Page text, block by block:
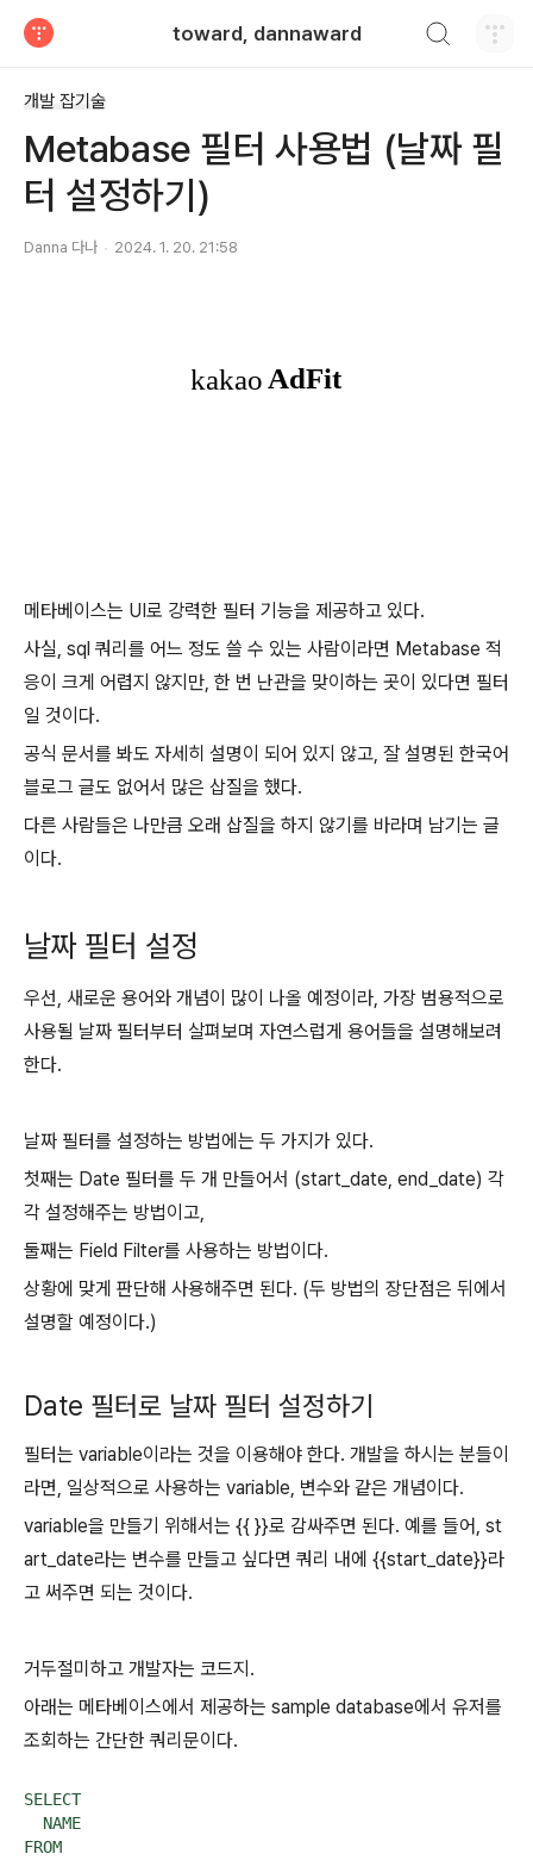
toward, dannaward
개발 잡기술
Metabase 필터 사용법 (날짜 필
터 설정하기)
Danna 다나 2024. 1. 20. 21:58
메타베이스는 UI로 강력한 필터 기능을 제공하고 있다.
사실, sql 쿼리를 어느 정도 쓸 수 있는 사람이라면 Metabase 적
응이 크게 어렵지 않지만, 한 번 난관을 맞이하는 곳이 있다면 필터
일 것이다.
공식 문서를 봐도 자세히 설명이 되어 있지 않고, 잘 설명된 한국어
블로그 글도 없어서 많은 삽질을 했다.
다른 사람들은 나만큼 오래 삽질을 하지 않기를 바라며 남기는 글
이다.
날짜 필터 설정
우선, 새로운 용어와 개념이 많이 나올 예정이라, 가장 범용적으로
사용될 날짜 필터부터 살펴보며 자연스럽게 용어들을 설명해보려
한다.
날짜 필터를 설정하는 방법에는 두 가지가 있다.
첫째는 Date 필터를 두 개 만들어서 (start_date, end_date) 각
각 설정해주는 방법이고,
둘째는 Field Filter를 사용하는 방법이다.
상황에 맞게 판단해 사용해주면 된다. (두 방법의 장단점은 뒤에서
설명할 예정이다.)
Date 필터로 날짜 필터 설정하기
필터는 variable이라는 것을 이용해야 한다. 개발을 하시는 분들이
라면, 일상적으로 사용하는 variable, 변수와 같은 개념이다.
variable을 만들기 위해서는 {{ }}로 감싸주면 된다. 예를 들어, st
art_date라는 변수를 만들고 싶다면 쿼리 내에 {{start_date}}라
고 써주면 되는 것이다.
거두절미하고 개발자는 코드지.
아래는 메타베이스에서 제공하는 sample database에서 유저를
조회하는 간단한 쿼리문이다.
SELECT
  NAME
FROM